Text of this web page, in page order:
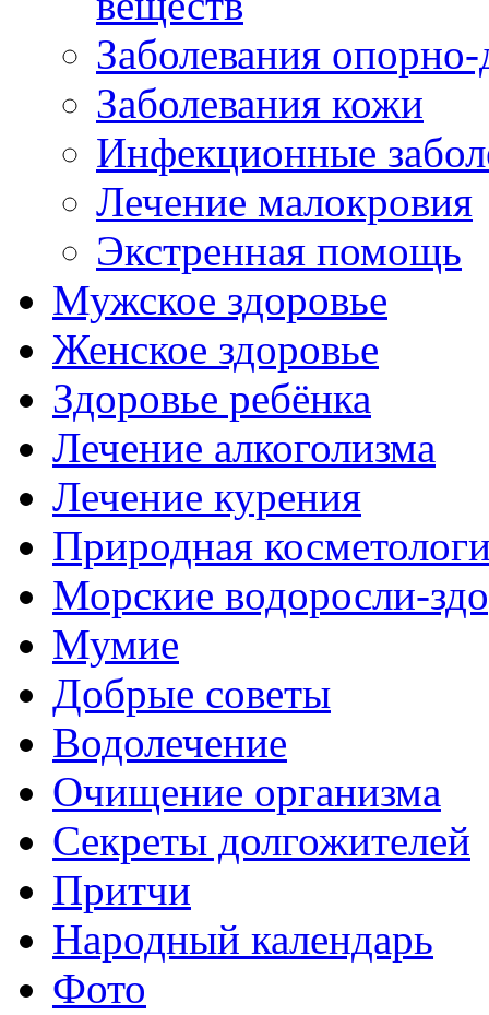
Заболевания опорно-
Заболевания кожи
Инфекционные
Лечение малокровия
Экстренная помощь
Мужское здоровье
Женское здоровье
Здоровье ребёнка
Лечение алкоголизма
Лечение курения
Природная
Морские водоросли-
Мумие
Добрые советы
Водолечение
Очищение организма
Секреты долгожителей
Притчи
Народный календарь
Фото